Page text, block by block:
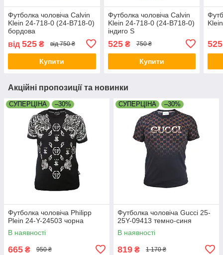
Футболка чоловіча Calvin
Klein 24-718-0 (24-B718-0)
бордова
від 525 ₴ від 750 ₴
Купити
Футболка чоловіча Calvin
Klein 24-718-0 (24-B718-0)
індиго S
525₴ 750 ₴
Купити
525
Акційні пропозиції та новинки
СУПЕРЦІНА –30%
Футболка чоловіча Philipp
Plein 24-Y-24503 чорна
В наявності
665 ₴ 950 ₴
СУПЕРЦІНА –30%
Футболка чоловіча Gucci 25-
25Y-09413 темно-синя
В наявності
819 ₴ 1 170 ₴